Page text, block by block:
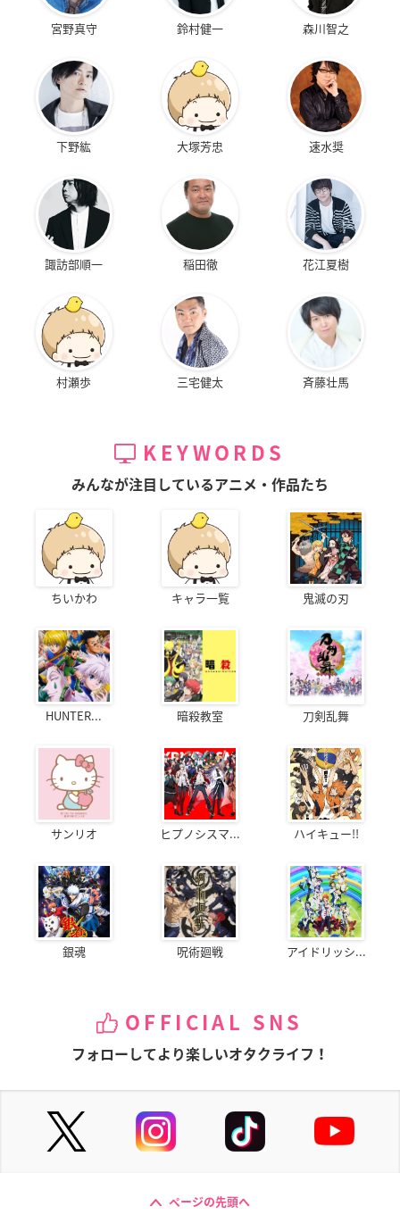
宮野真守 鈴村健一 森川智之
下野紘 大塚芳忠 速水奨
諏訪部順一 稲田徹 花江夏樹
村瀬歩 三宅健太 斉藤壮馬
KEYWORDS
みんなが注目しているアニメ・作品たち
ちいかわ キャラ一覧 鬼滅の刃
HUNTER... 暗殺教室 刀剣乱舞
サンリオ ヒプノシスマ... ハイキュー!!
銀魂 呪術廻戦 アイドリッシ...
OFFICIAL SNS
フォローしてより楽しいオタクライフ！
ページの先頭へ